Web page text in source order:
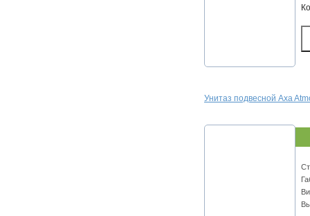
Унитаз подвесной Axa